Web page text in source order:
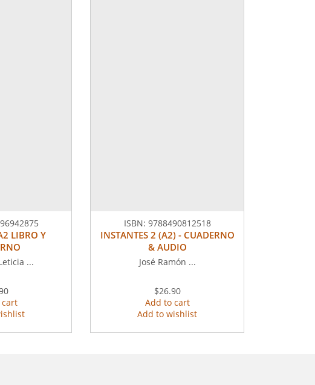
LIBRO Y
...
ISBN: 9788490812518
INSTANTES 2 (A2) - CUADERNO
& AUDIO
José Ramón ...
$26.90
Add to cart
Add to wishlist